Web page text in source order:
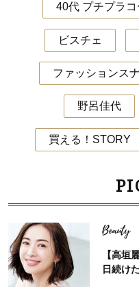
40代 プチプラ
ビスチェ
ファッションス
野呂佳代
買える！STORY
Beauty
【高垣
日続け